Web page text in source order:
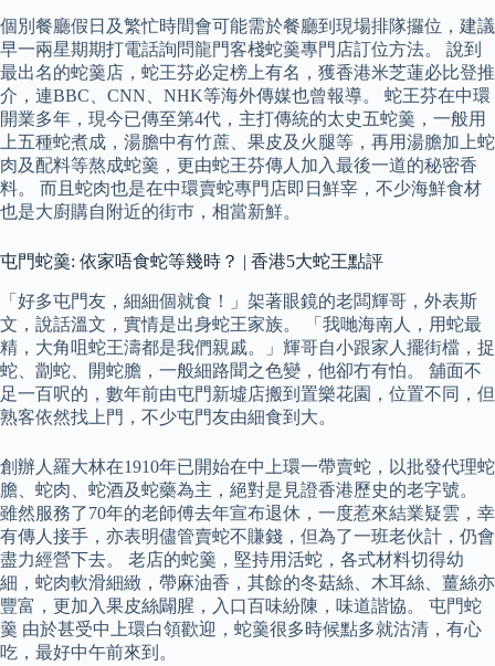
個別餐廳假日及繁忙時間會可能需於餐廳到現場排隊攞位，建議
早一兩星期期打電話詢問龍門客棧蛇羹專門店訂位方法。 說到
最出名的蛇羹店，蛇王芬必定榜上有名，獲香港米芝蓮必比登推
介，連BBC、CNN、NHK等海外傳媒也曾報導。 蛇王芬在中環
開業多年，現今已傳至第4代，主打傳統的太史五蛇羹，一般用
上五種蛇煮成，湯膽中有竹蔗、果皮及火腿等，再用湯膽加上蛇
肉及配料等熬成蛇羹，更由蛇王芬傳人加入最後一道的秘密香
料。 而且蛇肉也是在中環賣蛇專門店即日鮮宰，不少海鮮食材
也是大廚購自附近的街巿，相當新鮮。
屯門蛇羹: 依家唔食蛇等幾時？ | 香港5大蛇王點評
「好多屯門友，細細個就食！」架著眼鏡的老闆輝哥，外表斯
文，說話溫文，實情是出身蛇王家族。 「我哋海南人，用蛇最
精，大角咀蛇王濤都是我們親戚。」輝哥自小跟家人擺街檔，捉
蛇、劏蛇、開蛇膽，一般細路聞之色變，他卻冇有怕。 舖面不
足一百呎的，數年前由屯門新墟店搬到置樂花園，位置不同，但
熟客依然找上門，不少屯門友由細食到大。
創辦人羅大林在1910年已開始在中上環一帶賣蛇，以批發代理蛇
膽、蛇肉、蛇酒及蛇藥為主，絕對是見證香港歷史的老字號。
雖然服務了70年的老師傅去年宣布退休，一度惹來結業疑雲，幸
有傳人接手，亦表明儘管賣蛇不賺錢，但為了一班老伙計，仍會
盡力經營下去。 老店的蛇羹，堅持用活蛇，各式材料切得幼
細，蛇肉軟滑細緻，帶麻油香，其餘的冬菇絲、木耳絲、薑絲亦
豐富，更加入果皮絲闢腥，入口百味紛陳，味道諧協。 屯門蛇
羹 由於甚受中上環白領歡迎，蛇羹很多時候點多就沽清，有心
吃，最好中午前來到。